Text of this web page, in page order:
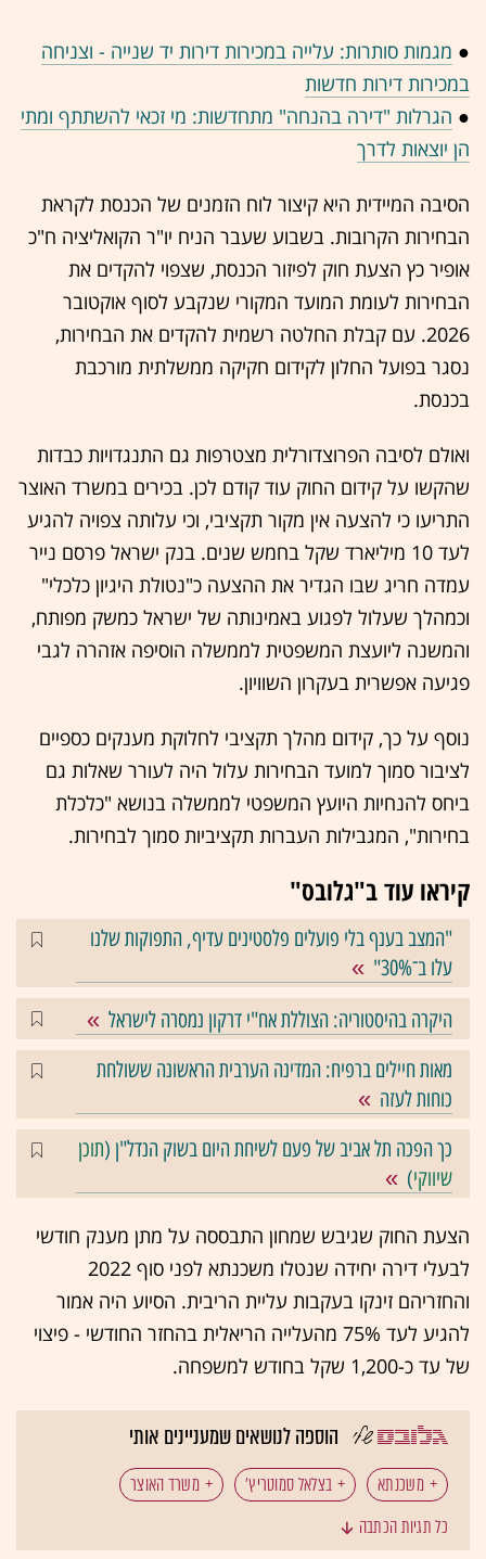
● מגמות סותרות: עלייה במכירות דירות יד שנייה - וצניחה
במכירות דירות חדשות
● הגרלות "דירה בהנחה" מתחדשות: מי זכאי להשתתף ומתי
הן יוצאות לדרך
הסיבה המיידית היא קיצור לוח הזמנים של הכנסת לקראת
הבחירות הקרובות. בשבוע שעבר הניח יו"ר הקואליציה ח"כ
אופיר כץ הצעת חוק לפיזור הכנסת, שצפוי להקדים את
הבחירות לעומת המועד המקורי שנקבע לסוף אוקטובר
2026. עם קבלת החלטה רשמית להקדים את הבחירות,
נסגר בפועל החלון לקידום חקיקה ממשלתית מורכבת
בכנסת.
ואולם לסיבה הפרוצדורלית מצטרפות גם התנגדויות כבדות
שהקשו על קידום החוק עוד קודם לכן. בכירים במשרד האוצר
התריעו כי להצעה אין מקור תקציבי, וכי עלותה צפויה להגיע
לעד 10 מיליארד שקל בחמש שנים. בנק ישראל פרסם נייר
עמדה חריג שבו הגדיר את ההצעה כ"נטולת היגיון כלכלי"
וכמהלך שעלול לפגוע באמינותה של ישראל כמשק מפותח,
והמשנה ליועצת המשפטית לממשלה הוסיפה אזהרה לגבי
פגיעה אפשרית בעקרון השוויון.
נוסף על כך, קידום מהלך תקציבי לחלוקת מענקים כספיים
לציבור סמוך למועד הבחירות עלול היה לעורר שאלות גם
ביחס להנחיות היועץ המשפטי לממשלה בנושא "כלכלת
בחירות", המגבילות העברות תקציביות סמוך לבחירות.
קיראו עוד ב"גלובס"
"המצב בענף בלי פועלים פלסטינים עדיף, התפוקות שלנו
עלו ב־30%"
היקרה בהיסטוריה: הצוללת אח"י דרקון נמסרה לישראל
מאות חיילים ברפיח: המדינה הערבית הראשונה ששולחת
כוחות לעזה
כך הפכה תל אביב של פעם לשיחת היום בשוק הנדל"ן (תוכן
שיווקי)
הצעת החוק שגיבש שמחון התבססה על מתן מענק חודשי
לבעלי דירה יחידה שנטלו משכנתא לפני סוף 2022
והחזריהם זינקו בעקבות עליית הריבית. הסיוע היה אמור
להגיע לעד 75% מהעלייה הריאלית בהחזר החודשי - פיצוי
של עד כ-1,200 שקל בחודש למשפחה.
הוספה לנושאים שמעניינים אותי
משכנתא בצלאל סמוטריץ' משרד האוצר
כל תגיות הכתבה